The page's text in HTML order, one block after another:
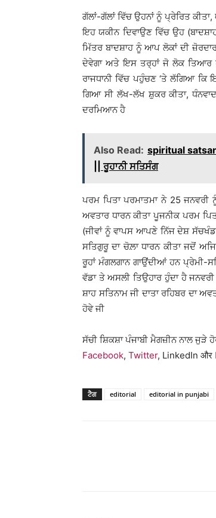
ਗੱਲਾਂ-ਗੱਲਾਂ ਵਿੱਚ ਉਹਨਾਂ ਨੂੰ ਪ੍ਰੇਰਿਤ
ਇਹ ਯਕੀਨ ਦਿਵਾਉਣ ਵਿੱਚ ਉਹ
ਮਿੱਤਰ ਬਾਦਸ਼ਾਹ ਨੂੰ ਆਪ ਲੋਕਾਂ ਦੀ
ਦੇਵੇਗਾ ਅਤੇ ਇਸ ਤਰ੍ਹਾਂ ਜੋ ਲੋਕ ਤਿਆਰ
ਰਾਜਧਾਨੀ ਵਿੱਚ ਪਹੁੰਚਣ ‘ਤੇ ਲੱਗਿਆ
ਗਿਆ ਸੀ ਲੱਖ-ਲੱਖ ਸ਼ੁਕਰ ਕੀਤਾ,
ਦਰਮਿਆਨ ਹੈ
Also Read: spiritual
|| ਰੂਹਾਨੀ ਸਤਿਸੰਗ
ਪਰਮ ਪਿਤਾ ਪਰਮਾਤਮਾ ਨੇ 25 ਜਨਵਰੀ
ਅਵਤਾਰ ਧਾਰਨ ਕੀਤਾ ਪੂਜਨੀਕ ਪਰਮ
(ਜੀਵਾਂ ਨੂੰ ਵਾਪਸ ਆਪਣੇ ਨਿੱਜ ਦੇਸ਼
ਸਤਿਗੁਰੂ ਦਾ ਚੋਲ਼ਾ ਧਾਰਨ ਕੀਤਾ ਜਦੋਂ
ਰੂਹਾਂ ਮੰਗਲਗਾਨ ਗਾਉਂਦੀਆਂ ਹਨ ਪ੍ਰੇਮੀ-
ਵੱਡਾ ਤੇ ਅਸਲੀ ਤਿਉਹਾਰ ਹੁੰਦਾ ਹੈ
ਸ਼ਾਹ ਸਤਿਨਾਮ ਜੀ ਦਾਤਾ ਰਹਿਬਰ ਦਾ
ਹੋਵੇ ਜੀ
ਸੱਚੀ ਸ਼ਿਕਸ਼ਾ ਪੰਜਾਬੀ ਮੈਗਜ਼ੀਨ ਨਾਲ
Facebook, Twitter, LinkedIn और
ਟੈਗ editorial editorial in punjabi